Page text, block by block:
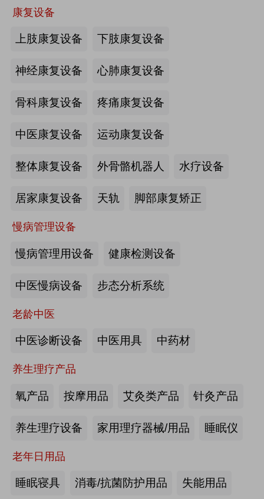
康复设备
上肢康复设备 下肢康复设备
神经康复设备 心肺康复设备
骨科康复设备 疼痛康复设备
中医康复设备 运动康复设备
整体康复设备 外骨骼机器人 水疗设备
居家康复设备 天轨 脚部康复矫正
慢病管理设备
慢病管理用设备 健康检测设备
中医慢病设备 步态分析系统
老龄中医
中医诊断设备 中医用具 中药材
养生理疗产品
氧产品 按摩用品 艾灸类产品 针灸产品
养生理疗设备 家用理疗器械/用品 睡眠仪
老年日用品
睡眠寝具 消毒/抗菌防护用品 失能用品
来源:注册会员
海量养老行业资源
【如愿】升降浴室柜-海尔智慧康养
来源:注册会员
海尔电动轮椅-海尔智慧康养
来源:注册会员
懒人血压计M8-海尔智慧康养
来源:注册会员